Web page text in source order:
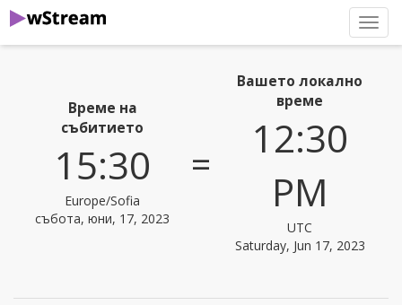
Време на
събитието
15:30
Europe/Sofia
събота, юни, 17, 2023
=
Вашето локално
време
12:30
PM
UTC
Saturday, Jun 17, 2023